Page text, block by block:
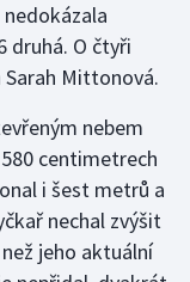
druhá. O čtyři
Mittonová.
nebem
centimetrech
i šest metrů a
nechal zvýšit
jeho aktuální